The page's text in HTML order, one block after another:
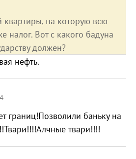
квартиры, на которую всю
налог. Вот с какого бадуна
должен?
нефть.
границ!Позволили баньку на
твари!!!!